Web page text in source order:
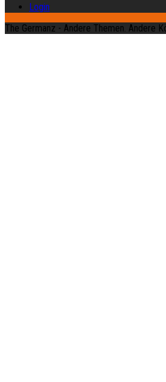
Login
The Germanz - Andere Themen. Andere